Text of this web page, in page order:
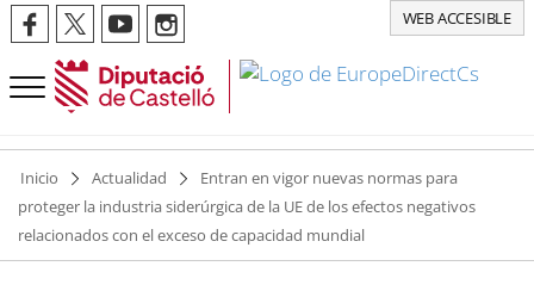
WEB ACCESIBLE
Inicio Actualidad
Entran en vigor nuevas normas para
proteger la industria siderúrgica de la UE de los efectos negativos
relacionados con el exceso de capacidad mundial